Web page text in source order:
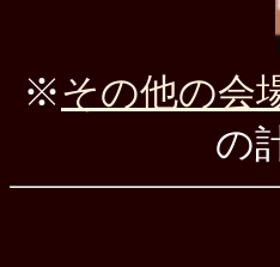
※その他の会
の